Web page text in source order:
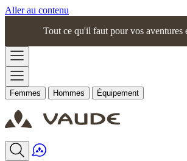
Aller au contenu
Tout ce qu'il faut pour vos aventures
Femmes Hommes Équipement